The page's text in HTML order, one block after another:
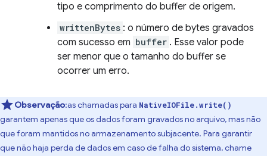
tipo e comprimento do buffer de origem.
writtenBytes : o número de bytes gravados
com sucesso em buffer . Esse valor pode
ser menor que o tamanho do buffer se
ocorrer um erro.
Observação:as chamadas para NativeIOFile.write()
garantem apenas que os dados foram gravados no arquivo, mas não
que foram mantidos no armazenamento subjacente. Para garantir
que não haja perda de dados em caso de falha do sistema, chame